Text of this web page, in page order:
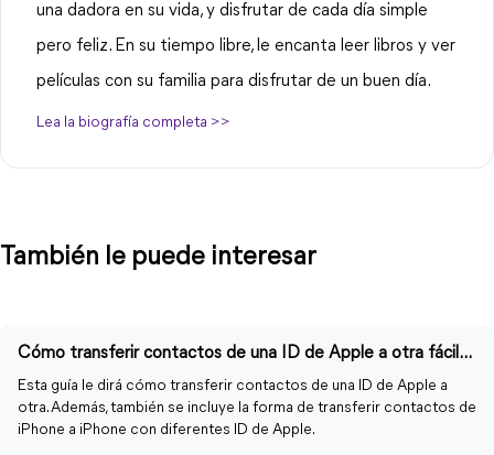
una dadora en su vida, y disfrutar de cada día simple
pero feliz. En su tiempo libre, le encanta leer libros y ver
películas con su familia para disfrutar de un buen día.
Lea la biografía completa >>
También le puede interesar
Cómo transferir contactos de una ID de Apple a otra fácilmente
Esta guía le dirá cómo transferir contactos de una ID de Apple a
otra. Además, también se incluye la forma de transferir contactos de
iPhone a iPhone con diferentes ID de Apple.